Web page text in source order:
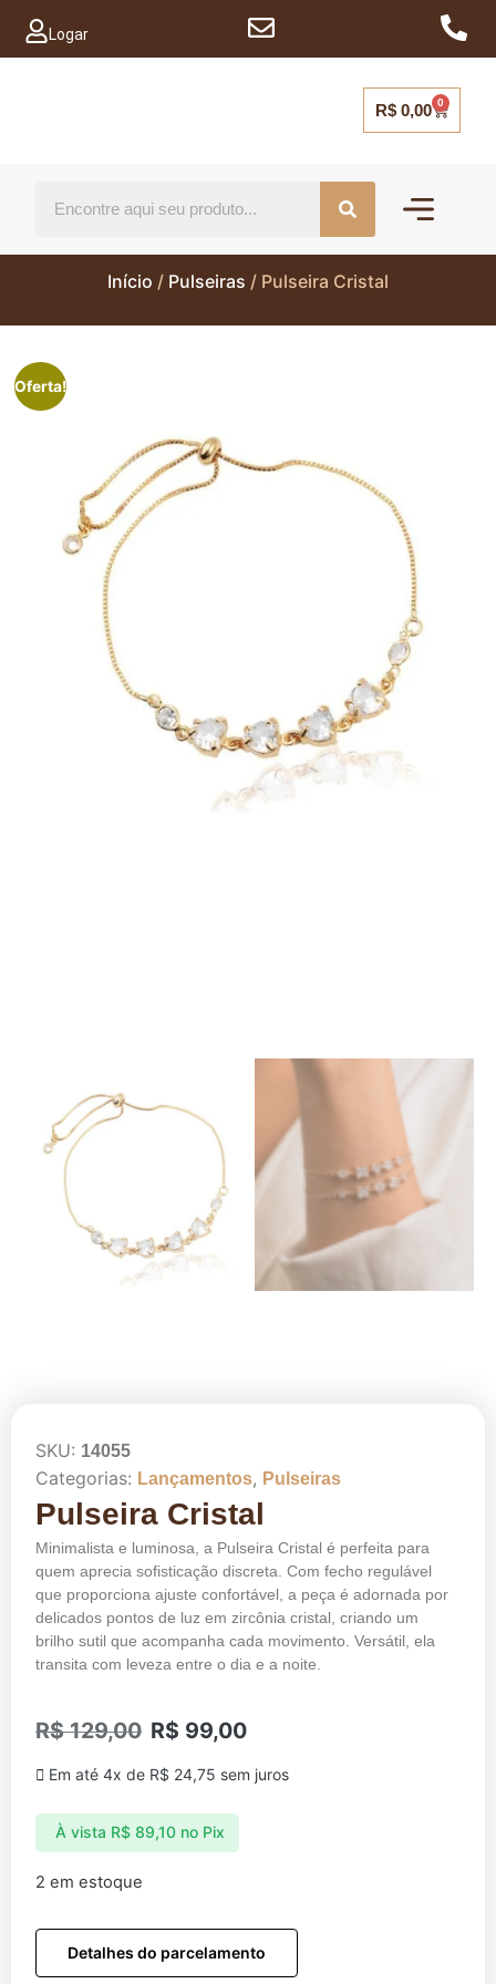
Logar
R$0,00 0
Início / Pulseiras / Pulseira Cristal
Oferta!
SKU: 14055
Categorias: Lançamentos, Pulseiras
Pulseira Cristal
Minimalista e luminosa, a Pulseira Cristal é perfeita para
quem aprecia sofisticação discreta. Com fecho regulável
que proporciona ajuste confortável, a peça é adornada por
delicados pontos de luz em zircônia cristal, criando um
brilho sutil que acompanha cada movimento. Versátil, ela
transita com leveza entre o dia e a noite.
R$129,00 R$ 99,00
Em até 4x de R$ 24,75 sem juros
À vista R$89,10 no Pix
2 em estoque
Detalhes do parcelamento